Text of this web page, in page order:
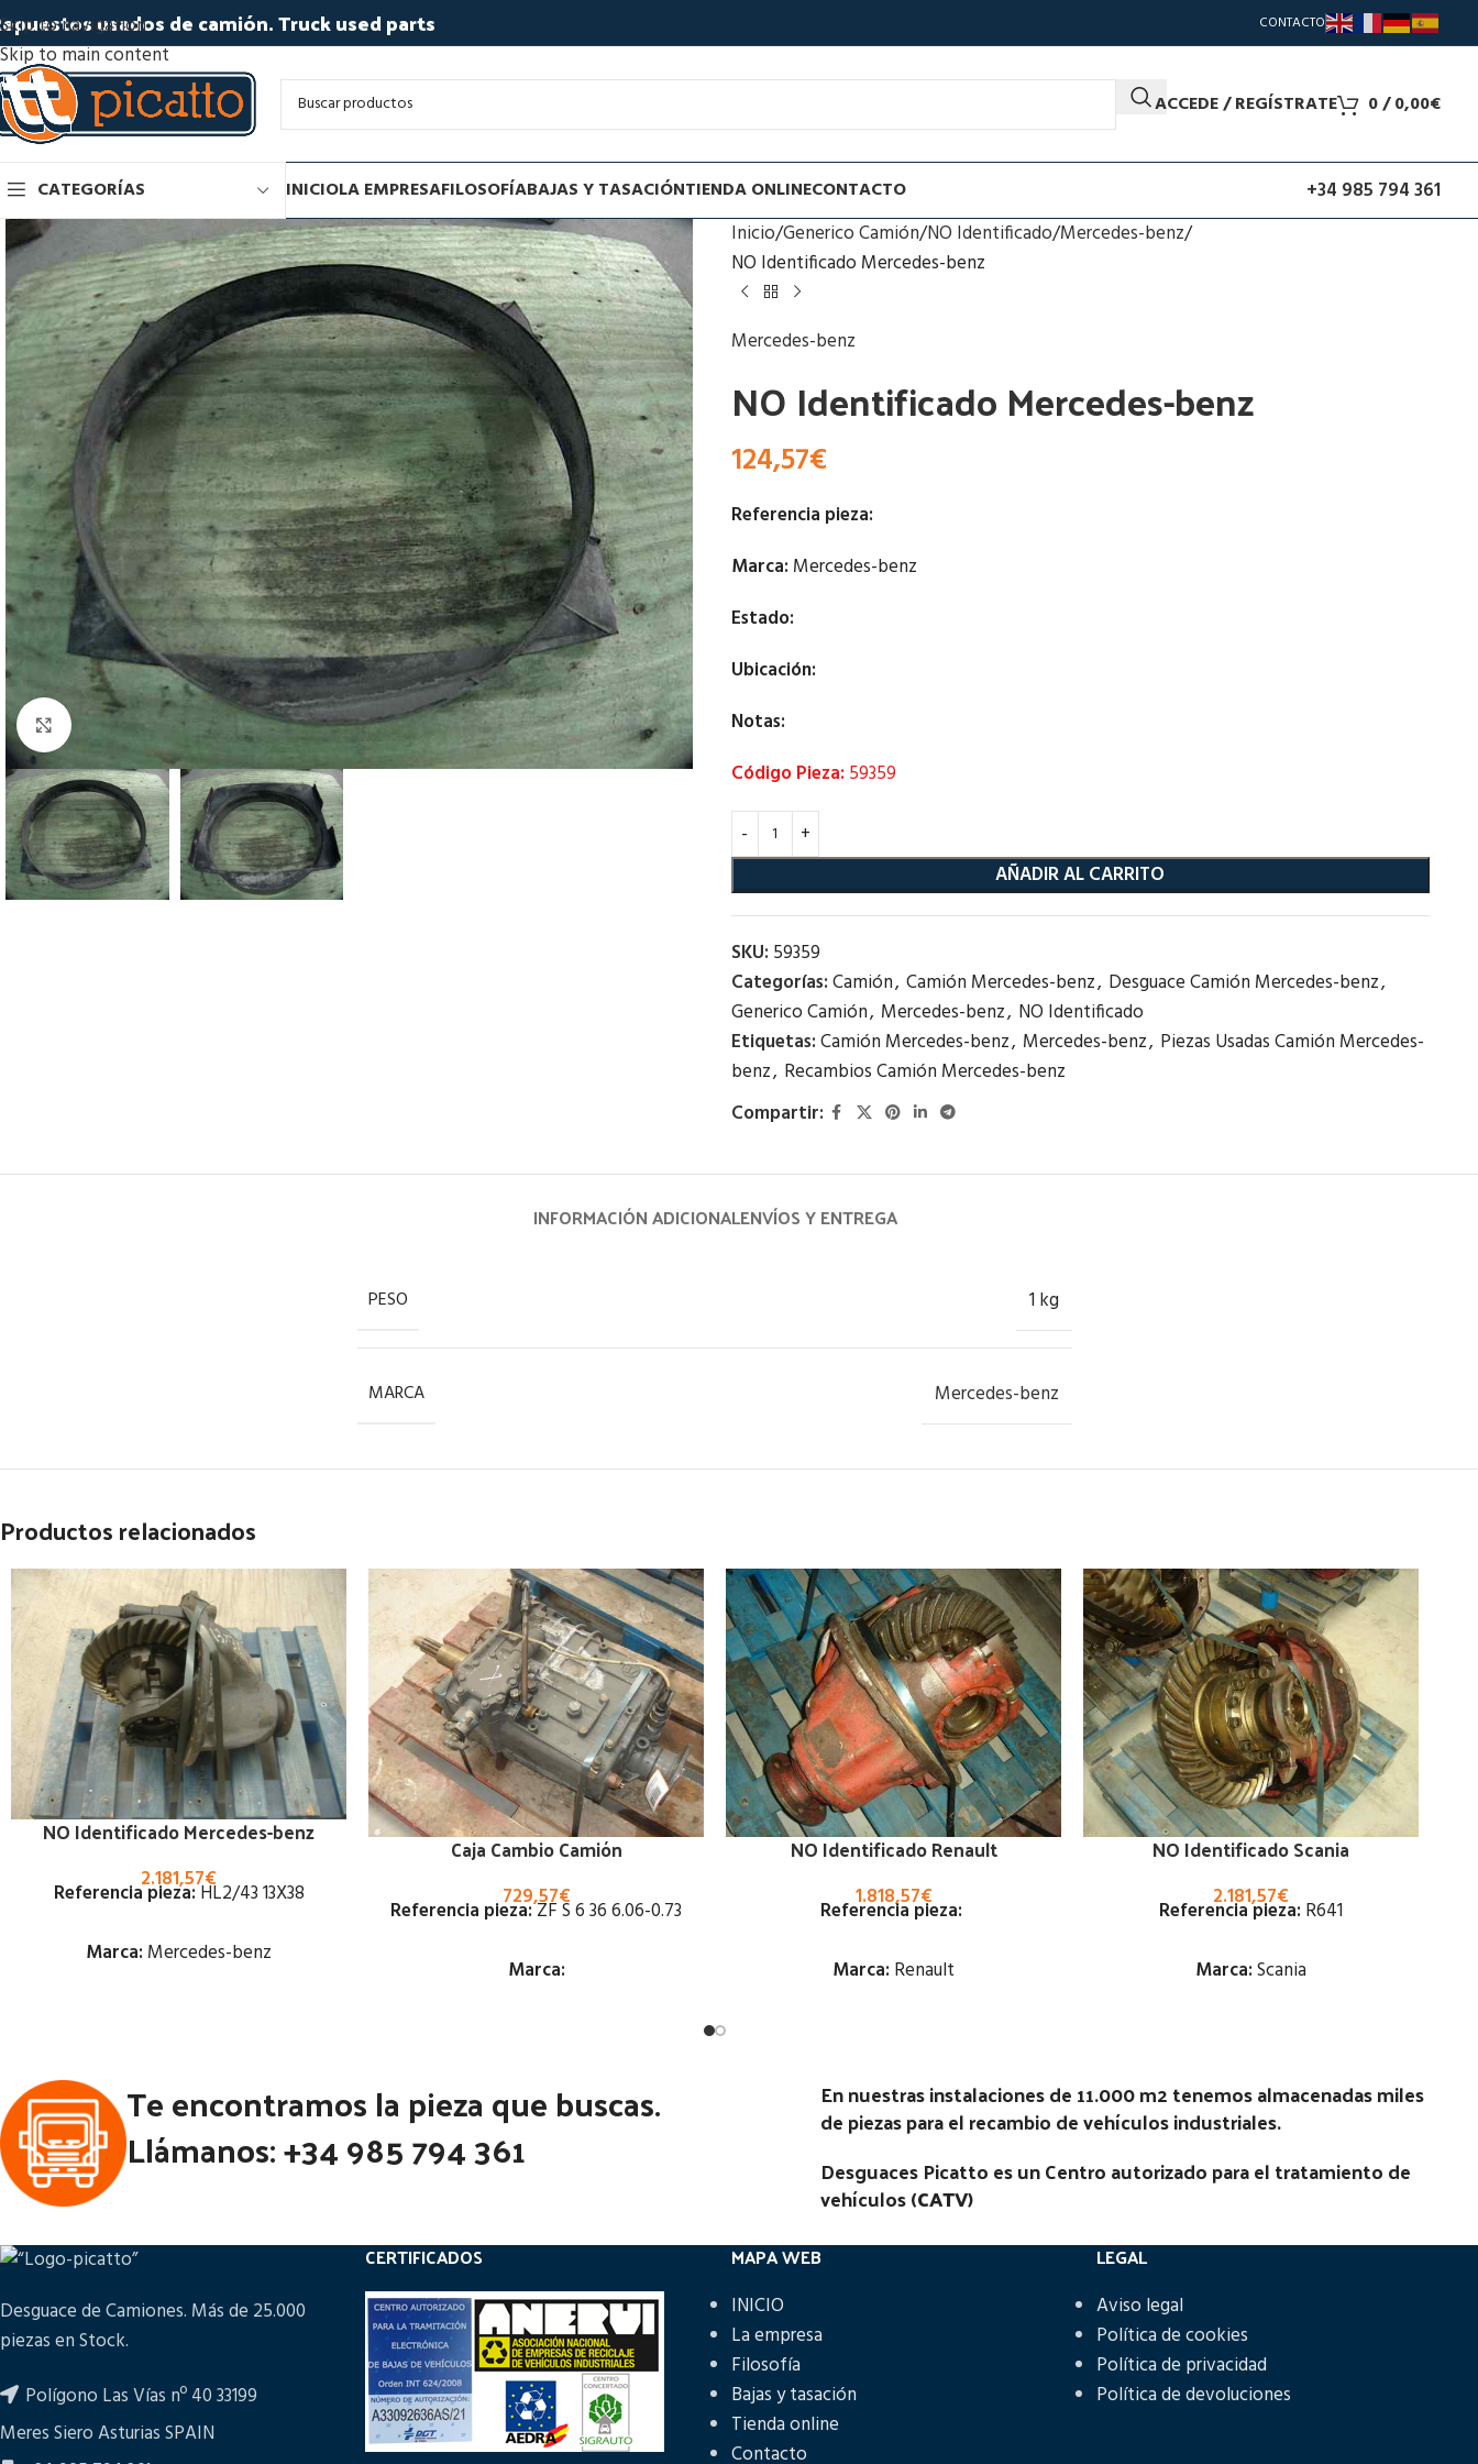
Skip to navigation
Skip to main content
usados de camión. Truck used parts CONTACTO
ACCEDE / REGÍSTRATE 0/0,00€
CATEGORÍAS INICIOLA EMPRESAFILOSOFÍABAJAS Y TASACIÓNTIENDA ONLINECONTACTO +34 985 794 361
Click to enlarge
Inicio Generico Camión NO Identificado Mercedes-benz
NO Identificado Mercedes-benz
Mercedes-benz
NO Identificado Mercedes-benz
124,57€
Referencia pieza:
Marca: Mercedes-benz
Estado:
Ubicación:
Notas:
Código Pieza: 59359
AÑADIR AL CARRITO
SKU: 59359
Categorías:Camión, Camión Mercedes-benz, Desguace Camión Mercedes-benz,
Generico Camión, Mercedes-benz, NO Identificado
Etiquetas:Camión Mercedes-benz, Mercedes-benz, Piezas Usadas Camión Mercedes-
benz, Recambios Camión Mercedes-benz
Compartir:
INFORMACIÓN ADICIONALENVÍOS Y ENTREGA
PESO 1 kg
MARCA Mercedes-benz
Productos relacionados
NO Identificado Mercedes-benz
2.181,57€
Referencia pieza:HL2/43 13X38
Marca: Mercedes-benz
Notas:[VP]MERCEDES ATEGO II E3 817
RG (4X2) | 01.02 - 12.06
Código Pieza:
Caja Cambio Camión
729,57€
Referencia pieza:ZF S 6 36 6.06-0.73
Marca:
Ubicación:
Notas:
[VP]PEGASO SUPERCOMET
1217 | 02.50 - 02.00
NO Identificado Renault
1.818,57€
Referencia pieza:
Marca: Renault
Ubicación:
[VP]RENAULT G E1 210 | 01.50 -
Código Pieza:45613
NO Identificado Scania
2.181,57€
Referencia pieza: R641
Marca:Scania
Ubicación:
Notas:---22 ESTRIAS PALIER---
[VP]SCANIA SERIE 3 E1 93 - 250 RG
(4X2) | 01.87 - 12.96
Te encontramos la pieza que buscas.
Llámanos: +34 985 794 361
En nuestras instalaciones de 11.000 m2 tenemos almacenadas miles
de piezas para el recambio de vehículos industriales.
Desguaces Picatto es un Centro autorizado para el tratamiento de
vehículos (CATV)
Desguace de Camiones. Más de 25.000
piezas en Stock.
Polígono Las Vías nº 40 33199
Meres Siero Asturias SPAIN
CERTIFICADOS MAPA WEB
INICIO
La empresa
Filosofía
Bajas y tasación
Tienda online
Contacto
LEGAL
Aviso legal
Política de cookies
Política de privacidad
Política de devoluciones